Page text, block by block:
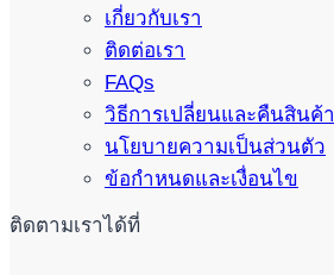
เกี่ยวกับเรา
ติดต่อเรา
FAQs
วิธีการเปลี่ยนและคืนสินค้า
นโยบายความเป็นส่วนตัว
ข้อกำหนดและเงื่อนไข
ติดตามเราได้ที่